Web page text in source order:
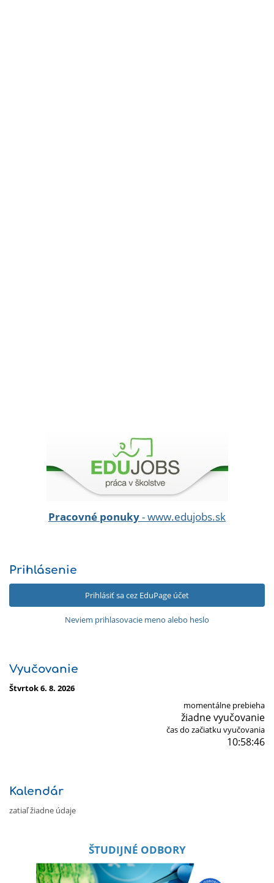
Pracovné ponuky- www.edujobs.sk
Prihlásenie
Prihlásiť sa cez EduPage účet
Neviem prihlasovacie meno alebo heslo
Vyučovanie
Štvrtok 6. 8. 2026
momentálne prebieha
žiadne vyučovanie
čas do začiatku vyučovania
10:58:45
Kalendár
zatiaľ žiadne údaje
ŠTUDIJNÉ ODBORY